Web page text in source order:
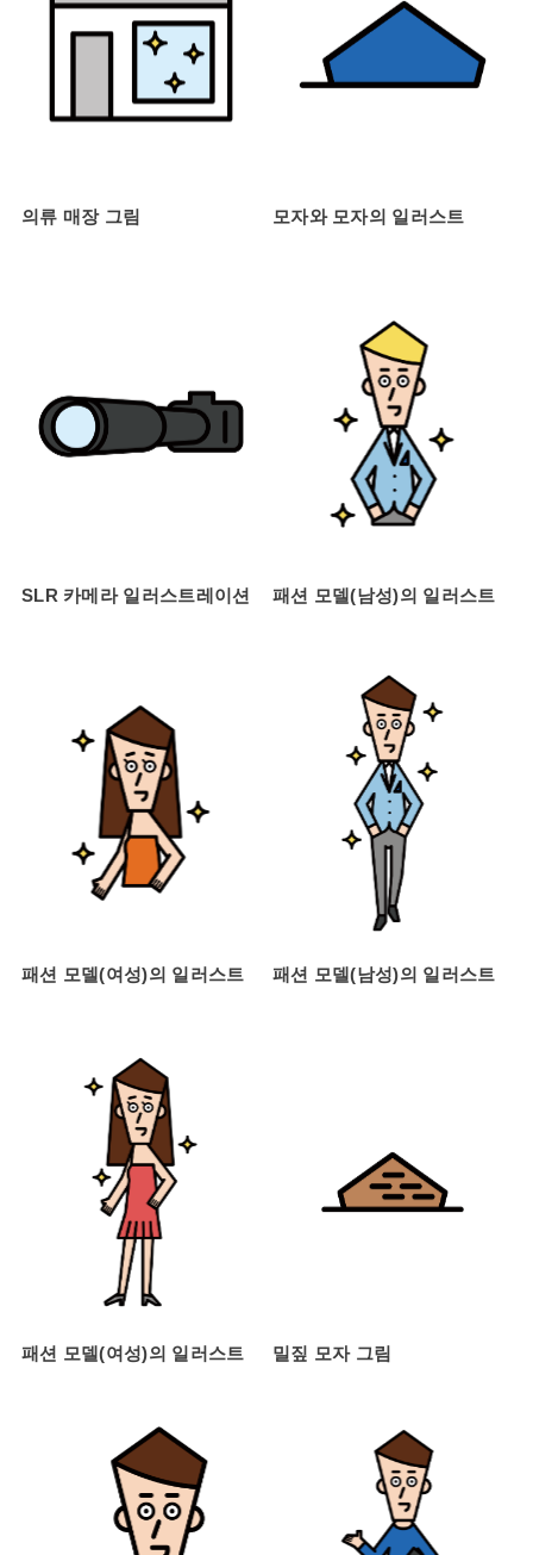
의류 매장 그림 모자와 모자의 일러스트
SLR 카메라 일러스트레이션 패션 모델(남성)의 일러스트
패션 모델(여성)의 일러스트 패션 모델(남성)의 일러스트
패션 모델(여성)의 일러스트 밀짚 모자 그림